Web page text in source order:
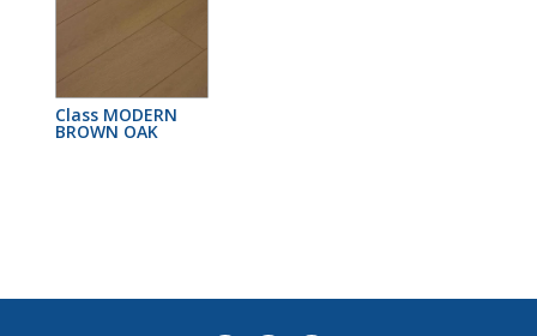
Class MODERN
BROWN OAK